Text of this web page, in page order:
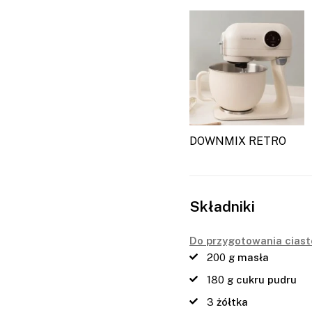
DOWNMIX RETRO
Składniki
Do przygotowania
200 g masła
180 g cukru pudru
3 żółtka